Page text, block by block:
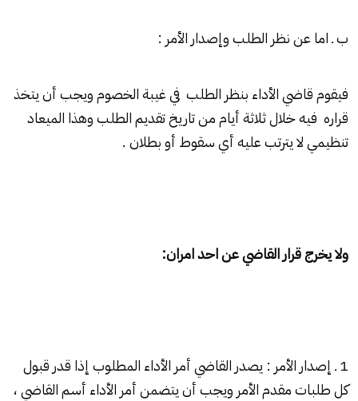
ب ـ اما عن نظر الطلب وإصدار الأمر :
فيقوم قاضي الأداء بنظر الطلب في غيبة الخصوم ويجب أن يتخذ
قراره فيه خلال ثلاثة أيام من تاريخ تقديم الطلب وهذا الميعاد
تنظيمي لا يترتب عليه أي سقوط أو بطلان .
ولا يخرج قرار القاضي عن احد امران:
1 ـ إصدار الأمر : يصدر القاضي أمر الأداء المطلوب إذا قدر قبول
كل طلبات مقدم الأمر ويجب أن يتضمن أمر الأداء أسم القاضي ،